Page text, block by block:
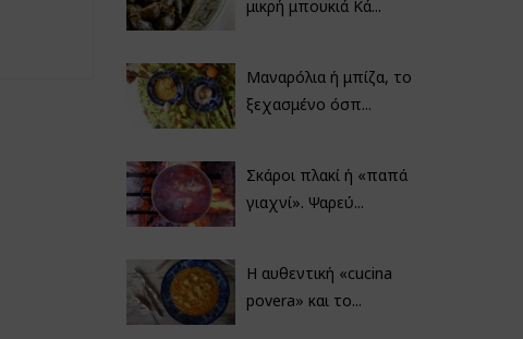
μικρή μπουκιά Κά...
Μαναρόλια ή μπίζα, το
ξεχασμένο όσπ...
Σκάροι πλακί ή «παπά
γιαχνί». Ψαρεύ...
Η αυθεντική «cucina
povera» και το...